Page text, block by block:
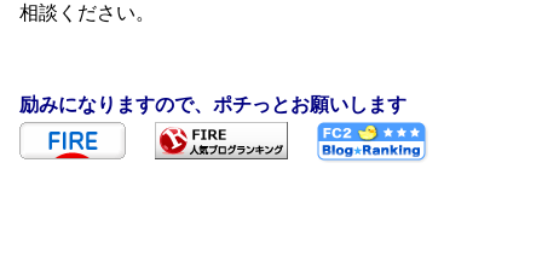
相談ください。
励みになりますので、ポチっとお願いします